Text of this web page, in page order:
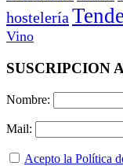
hostelería
Vino
SUSCRIPCION
Nombre:
Mail:
Acepto la Política